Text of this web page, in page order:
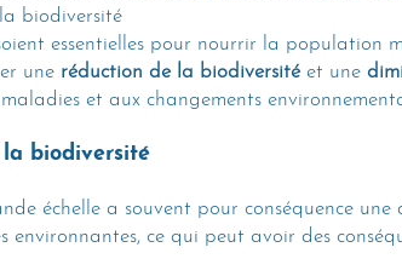
biodiversité
essentielles pour nourrir la population
une réduction de la biodiversité et une
et aux changements
la biodiversité
échelle a souvent pour conséquence
environnantes, ce qui peut avoir des